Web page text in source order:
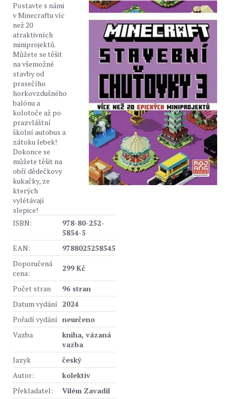
Postavte s námi
v Minecraftu víc
než 20
atraktivních
miniprojektů.
Můžete se těšit
na všemožné
stavby od
prasečího
horkovzdušného
balónu a
kolotoče až po
prazvláštní
školní autobus a
zátoku lebek!
Dokonce se
můžete těšit na
obří dědečkovy
kukačky, ze
kterých
vylétávají
slepice!
ISBN:
978-80-252-
5854-5
EAN:
9788025258545
Doporučená
cena:
299 Kč
Počet stran
96 stran
Datum vydání 2024
Pořadí vydání neurčeno
Vazba
kniha, vázaná
vazba
Jazyk
český
Autor:
kolektiv
Překladatel:
Vilém Zavadil